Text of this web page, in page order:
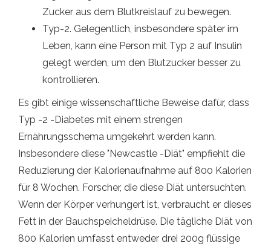
Zucker aus dem Blutkreislauf zu bewegen.
Typ-2. Gelegentlich, insbesondere später im
Leben, kann eine Person mit Typ 2 auf Insulin
gelegt werden, um den Blutzucker besser zu
kontrollieren.
Es gibt einige wissenschaftliche Beweise dafür, dass
Typ -2 -Diabetes mit einem strengen
Ernährungsschema umgekehrt werden kann.
Insbesondere diese "Newcastle -Diät" empfiehlt die
Reduzierung der Kalorienaufnahme auf 800 Kalorien
für 8 Wochen. Forscher, die diese Diät untersuchten.
Wenn der Körper verhungert ist, verbraucht er dieses
Fett in der Bauchspeicheldrüse. Die tägliche Diät von
800 Kalorien umfasst entweder drei 200g flüssige